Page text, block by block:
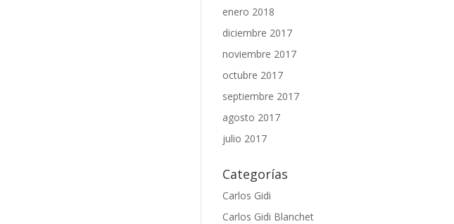
enero 2018
diciembre 2017
noviembre 2017
octubre 2017
septiembre 2017
agosto 2017
julio 2017
Categorías
Carlos Gidi
Carlos Gidi Blanchet